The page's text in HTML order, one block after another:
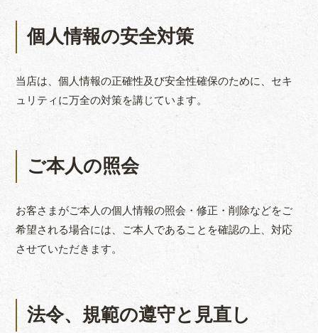
個人情報の安全対策
当店は、個人情報の正確性及び安全性確保のために、セキ
ュリティに万全の対策を講じています。
ご本人の照会
お客さまがご本人の個人情報の照会・修正・削除などをご
希望される場合には、ご本人であることを確認の上、対応
させていただきます。
法令、規範の遵守と見直し